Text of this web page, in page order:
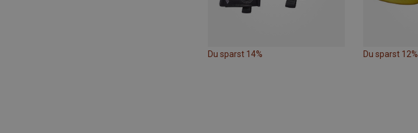
Du sparst 14% Du sparst 12%